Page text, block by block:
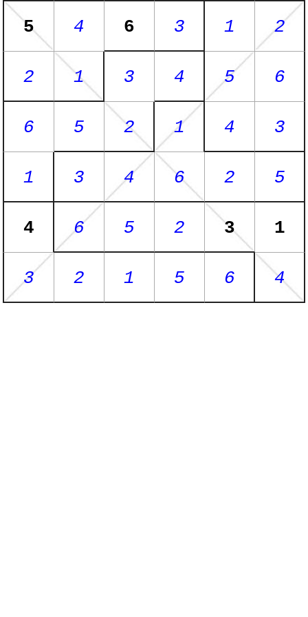
5 4 6 3 1 2
2 1 3 4 5 6
6 5 2 1 4 3
1 3 4 6 2 5
4 6 5 2 3 1
3 2 1 5 6 4